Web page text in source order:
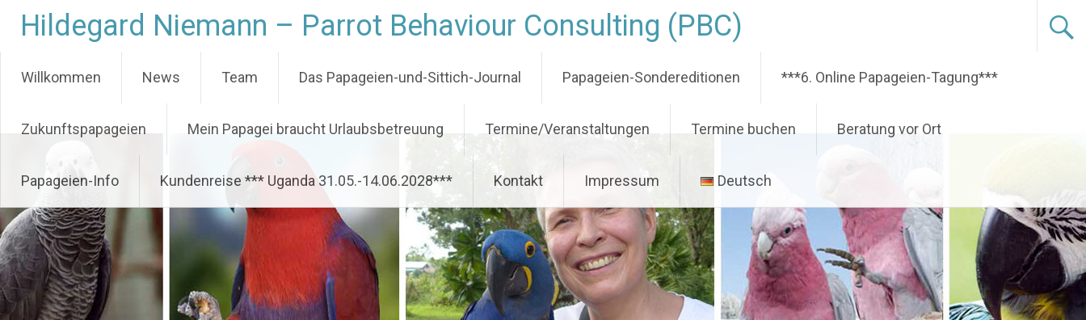
Inhalt
springen
Hildegard Niemann – Parrot Behaviour Consulting (PBC)
Willkommen News Team Das Papageien-und-Sittich-Journal Papageien-Sondereditionen ***6. Online Papageien-Tagung***
Zukunftspapageien Mein Papagei braucht Urlaubsbetreuung Termine/Veranstaltungen Termine buchen Beratung vor Ort
Papageien-Info Kundenreise *** Uganda 31.05.-14.06.2028*** Kontakt Impressum Deutsch